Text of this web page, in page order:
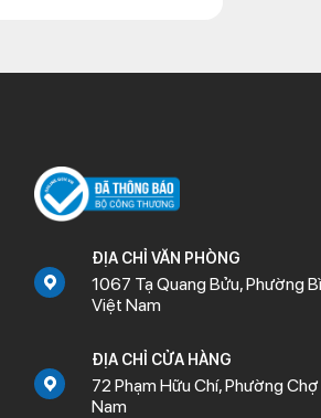
ĐỊA CHỈ VĂN PHÒNG
1067 Tạ Quang Bửu, Phường
Việt Nam
ĐỊA CHỈ CỬA HÀNG
72 Phạm Hữu Chí, Phường
Nam